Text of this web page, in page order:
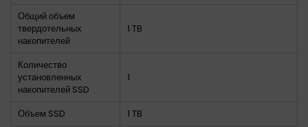
Общий объем
твердотельных
накопителей
1 TB
Количество
установленных
накопителей SSD
1
Объем SSD
1 TB